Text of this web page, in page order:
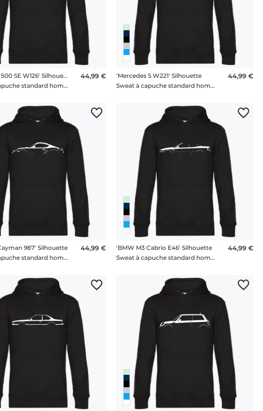
'Mercedes 500 SE W126' Silhouette
Sweat à capuche standard homme
44,99 €
'Mercedes S W221' Silhouette
Sweat à capuche standard homme
44,99 €
987' Silhouette
Sweat à capuche standard homme
44,99 €
'BMW M3 Cabrio E46' Silhouette
Sweat à capuche standard homme
44,99 €